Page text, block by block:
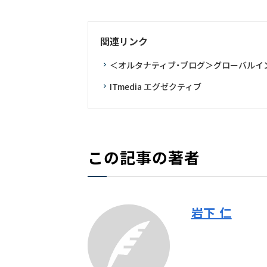
関連リンク
＜オルタナティブ・ブログ＞グローバルイ
ITmedia エグゼクティブ
この記事の著者
岩下 仁